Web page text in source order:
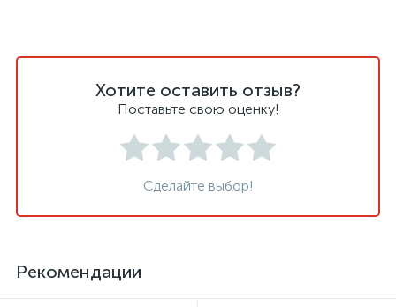
Хотите оставить отзыв?
Поставьте свою оценку!
Сделайте выбор!
Рекомендации